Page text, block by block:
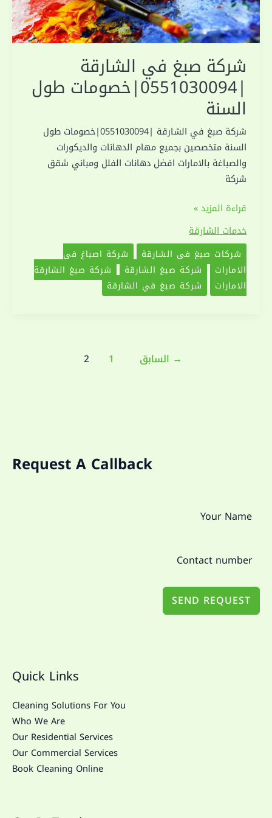
شركة صبغ في الشارقة
|0551030094|خصومات طول
السنة
شركة صبغ في الشارقة |0551030094|خصومات طول
السنة متخصصين بجميع مهام الدهانات والديكورات
والصباغة بالامارات افضل دهانات الفلل ومباني شقق
شركة
شركة
صبغ
في
الشارقة
|0551030094|
خصومات
قراءة المزيد »
خدمات الشارقة
شركات صبغ في الشارقة
شركة اصباغ في
الامارات
شركة صبغ الشارقة
شركة صبغ الشارقة
الامارات
شركة صبغ في الشارقة
→ السابق 1
2
Request A Callback
SEND REQUEST
Quick Links
Cleaning Solutions For You
Who We Are
Our Residential Services
Our Commercial Services
Book Cleaning Online